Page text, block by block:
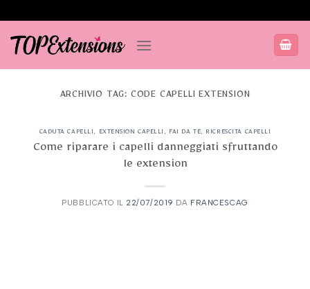
ai
contenuti
ARCHIVIO TAG: CODE CAPELLI EXTENSION
CADUTA CAPELLI, EXTENSION CAPELLI , FAI DA TE, RICRESCITA CAPELLI
Come riparare i capelli danneggiati sfruttando
le extension
PUBBLICATO IL 22/07/2019 DA FRANCESCAG